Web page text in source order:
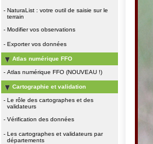
- NaturaList : votre outil de saisie sur le
terrain
- Modifier vos observations
- Exporter vos données
Atlas numérique FFO
- Atlas numérique FFO (NOUVEAU !)
Cartographie et validation
- Le rôle des cartographes et des
validateurs
- Vérification des données
- Les cartographes et validateurs par
départements